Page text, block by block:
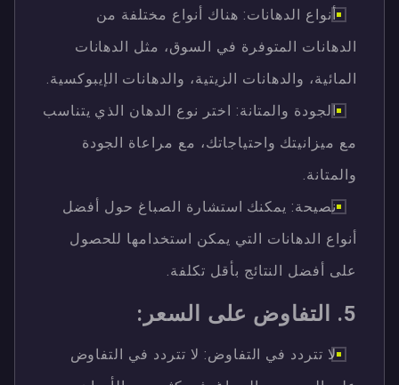
أنواع الدهانات: هناك أنواع مختلفة من
الدهانات المتوفرة في السوق، مثل الدهانات
المائية، والدهانات الزيتية، والدهانات الإيبوكسية.
الجودة والمتانة: اختر نوع الدهان الذي يتناسب
مع ميزانيتك واحتياجاتك، مع مراعاة الجودة
والمتانة.
نصيحة: يمكنك استشارة الصباغ حول أفضل
أنواع الدهانات التي يمكن استخدامها للحصول
على أفضل النتائج بأقل تكلفة.
5. التفاوض على السعر:
لا تتردد في التفاوض: لا تتردد في التفاوض